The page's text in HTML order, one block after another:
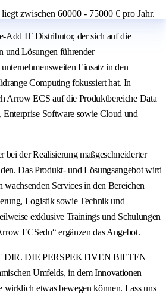
zwischen 60000 - 75000 € pro Jahr.
Add IT Distributor, der sich auf die
und Lösungen führender
Einsatz in den
Computing fokussiert hat. In
Arrow ECS auf die Produktbereiche Data
Software sowie Cloud und
bei der Realisierung maßgeschneiderter
Das Produkt- und Lösungsangebot wird
Services in den Bereichen
Logistik sowie Technik und
exklusive Trainings und Schulungen
ECSedu“ ergänzen das Angebot.
DIE PERSPEKTIVEN BIETEN
Umfelds, in dem Innovationen
wirklich etwas bewegen können. Lass uns